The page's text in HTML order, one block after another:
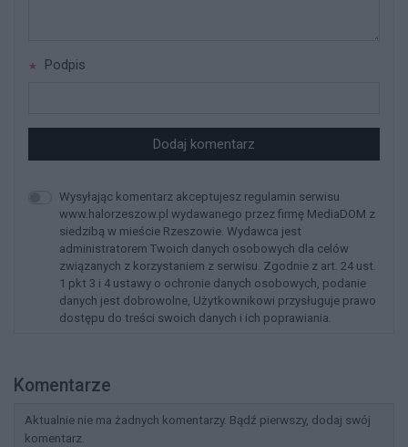
Podpis
Dodaj komentarz
Wysyłając komentarz akceptujesz regulamin serwisu
www.halorzeszow.pl wydawanego przez firmę MediaDOM z
siedzibą w mieście Rzeszowie. Wydawca jest
administratorem Twoich danych osobowych dla celów
związanych z korzystaniem z serwisu. Zgodnie z art. 24 ust.
1 pkt 3 i 4 ustawy o ochronie danych osobowych, podanie
danych jest dobrowolne, Użytkownikowi przysługuje prawo
dostępu do treści swoich danych i ich poprawiania.
Komentarze
Aktualnie nie ma żadnych komentarzy. Bądź pierwszy, dodaj swój
komentarz.